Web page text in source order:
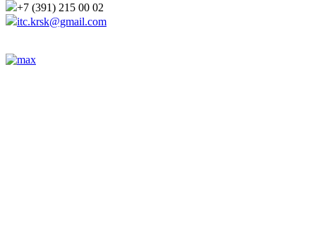
+7 (391) 215 00 02
itc.krsk@gmail.com